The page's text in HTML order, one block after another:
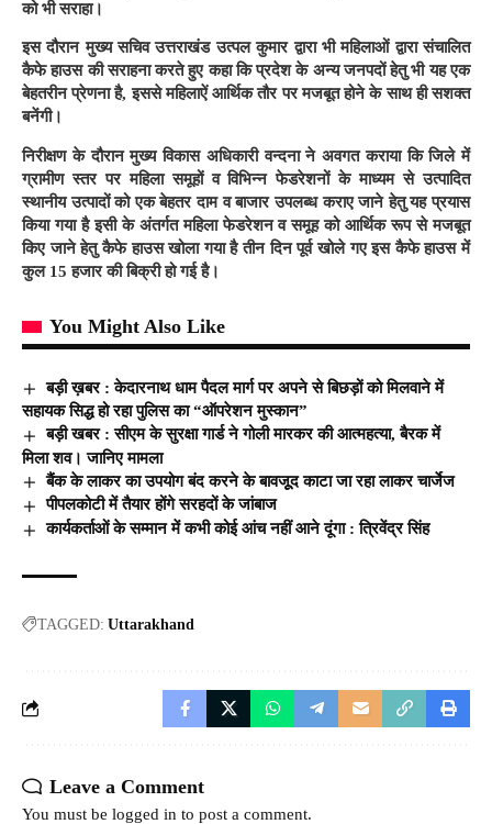
को भी सराहा।
इस दौरान मुख्य सचिव उत्तराखंड उत्पल कुमार द्वारा भी महिलाओं द्वारा संचालित
कैफे हाउस की सराहना करते हुए कहा कि प्रदेश के अन्य जनपदों हेतु भी यह एक
बेहतरीन प्रेणना है, इससे महिलाऐं आर्थिक तौर पर मजबूत होने के साथ ही सशक्त
बनेंगी।
निरीक्षण के दौरान मुख्य विकास अधिकारी वन्दना ने अवगत कराया कि जिले में
ग्रामीण स्तर पर महिला समूहों व विभिन्न फेडरेशनों के माध्यम से उत्पादित
स्थानीय उत्पादों को एक बेहतर दाम व बाजार उपलब्ध कराए जाने हेतु यह प्रयास
किया गया है इसी के अंतर्गत महिला फेडरेशन व समूह को आर्थिक रूप से मजबूत
किए जाने हेतु कैफे हाउस खोला गया है तीन दिन पूर्व खोले गए इस कैफे हाउस में
कुल 15 हजार की बिक्री हो गई है।
You Might Also Like
बड़ी ख़बर : केदारनाथ धाम पैदल मार्ग पर अपने से बिछड़ों को मिलवाने में
सहायक सिद्ध हो रहा पुलिस का “ऑपरेशन मुस्कान”
बड़ी खबर : सीएम के सुरक्षा गार्ड ने गोली मारकर की आत्महत्या, बैरक में
मिला शव। जानिए मामला
बैंक के लाकर का उपयोग बंद करने के बावजूूद काटा जा रहा लाकर चार्जेज
पीपलकोटी में तैयार होंगे सरहदों के जांबाज
कार्यकर्ताओं के सम्मान में कभी कोई आंच नहीं आने दूंगा : त्रिवेंद्र सिंह
TAGGED: Uttarakhand
Leave a Comment
You must be logged in to post a comment.